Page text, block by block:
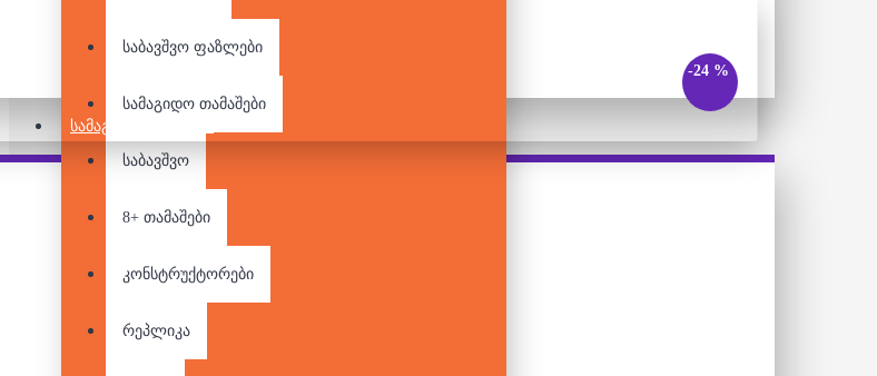
ᲡᲐᲛᲐᲒᲘᲓᲝ ᲗᲐᲛᲐᲨᲔᲑᲘ
საბავშვო ფაზლები
სამაგიდო თამაშები
საბავშვო
8+ თამაშები
კონსტრუქტორები
რეპლიკა
-24 %
Pair it With